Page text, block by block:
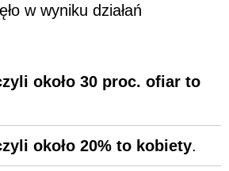
w wyniku działań
około 30 proc. ofiar to
około 20% to kobiety.